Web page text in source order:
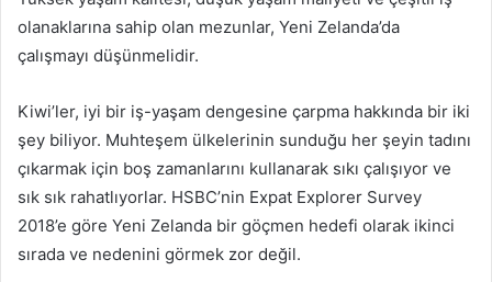
olanaklarına sahip olan mezunlar, Yeni Zelanda’da
çalışmayı düşünmelidir.
Kiwi’ler, iyi bir iş-yaşam dengesine çarpma hakkında bir iki
şey biliyor. Muhteşem ülkelerinin sunduğu her şeyin tadını
çıkarmak için boş zamanlarını kullanarak sıkı çalışıyor ve
sık sık rahatlıyorlar. HSBC’nin Expat Explorer Survey
2018’e göre Yeni Zelanda bir göçmen hedefi olarak ikinci
sırada ve nedenini görmek zor değil.